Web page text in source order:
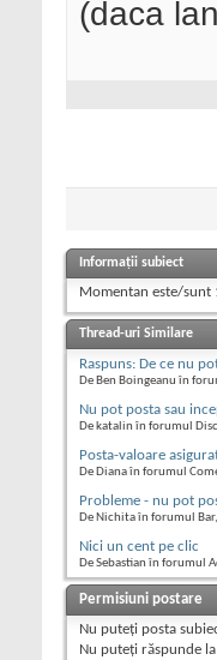
(daca
Informații subiect
Momentan este/sunt
Thread-uri Similare
Raspuns: De ce nu
De Ben Boingeanu în
Nu pot posta sau
De katalin în forumul
Posta-valoare
De Diana în forumul
Probleme - nu pot
De Nichita în forumul
Nici un cent pe clic
De Sebastian în forumul
Permisiuni postare
Nu puteţi posta
Nu puteţi răspunde